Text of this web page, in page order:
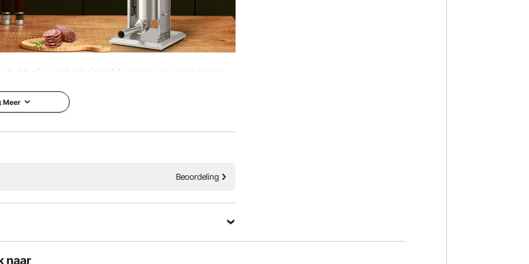
ontluchtingskleppen om stevigere
Er zijn twee modi, snel en langzaam,
Ideaal voor commercieel gebruik, b.v. B.
Stabiele werking
Meer
Beoordeling
naar